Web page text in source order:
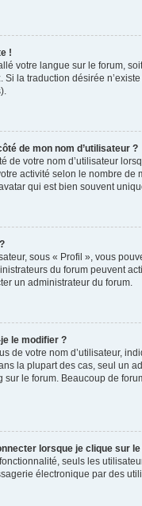
!
votre langue sur le forum,
la traduction désirée
de mon nom d’utilisateur ?
de votre nom d’utilisateur
activité selon le nombre
qui est bien souvent
sous « Profil », vous
du forum peuvent
un administrateur du forum.
le modifier ?
de votre nom d’utilisateur,
la plupart des cas, seul un
sur le forum. Beaucoup de
lorsque je clique sur
seuls les
électronique par des